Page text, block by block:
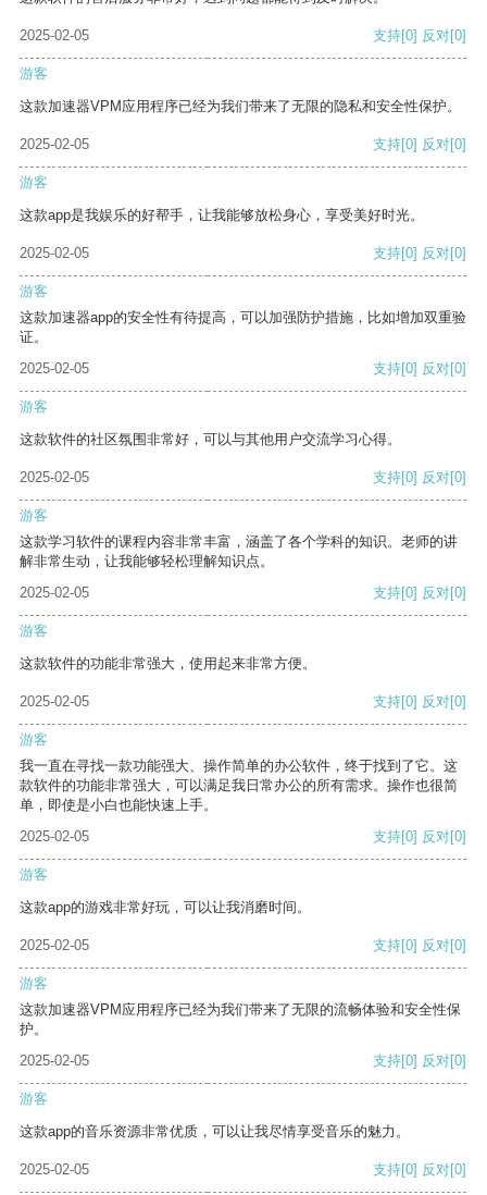
2025-02-05 支持[0] 反对[0]
游客
这款加速器VPM应用程序已经为我们带来了无限的隐私和安全性保护。
2025-02-05 支持[0] 反对[0]
游客
这款app是我娱乐的好帮手，让我能够放松身心，享受美好时光。
2025-02-05 支持[0] 反对[0]
游客
这款加速器app的安全性有待提高，可以加强防护措施，比如增加双重验
证。
2025-02-05
支持[0] 反对[0]
游客
这款软件的社区氛围非常好，可以与其他用户交流学习心得。
2025-02-05 支持[0] 反对[0]
游客
这款学习软件的课程内容非常丰富，涵盖了各个学科的知识。老师的讲
解非常生动，让我能够轻松理解知识点。
2025-02-05
支持[0] 反对[0]
游客
这款软件的功能非常强大，使用起来非常方便。
2025-02-05 支持[0] 反对[0]
游客
我一直在寻找一款功能强大、操作简单的办公软件，终于找到了它。这
款软件的功能非常强大，可以满足我日常办公的所有需求。操作也很简
单，即使是小白也能快速上手。
2025-02-05
支持[0] 反对[0]
游客
这款app的游戏非常好玩，可以让我消磨时间。
2025-02-05 支持[0] 反对[0]
游客
这款加速器VPM应用程序已经为我们带来了无限的流畅体验和安全性保
护。
2025-02-05
支持[0] 反对[0]
游客
这款app的音乐资源非常优质，可以让我尽情享受音乐的魅力。
2025-02-05 支持[0] 反对[0]